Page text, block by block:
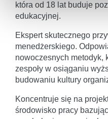
która od 18 lat buduje
edukacyjnej.
Ekspert skutecznego
menedżerskiego.
nowoczesnych metodyk,
zespoły w osiąganiu
budowaniu kultury
Koncentruje się na
środowisko pracy